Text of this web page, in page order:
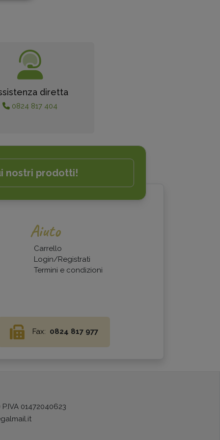
diretta
0824 817 404
nostri prodotti!
Aiuto
Carrello
Login/Registrati
Termini e condizioni
Fax: 0824 817 977
01472040623